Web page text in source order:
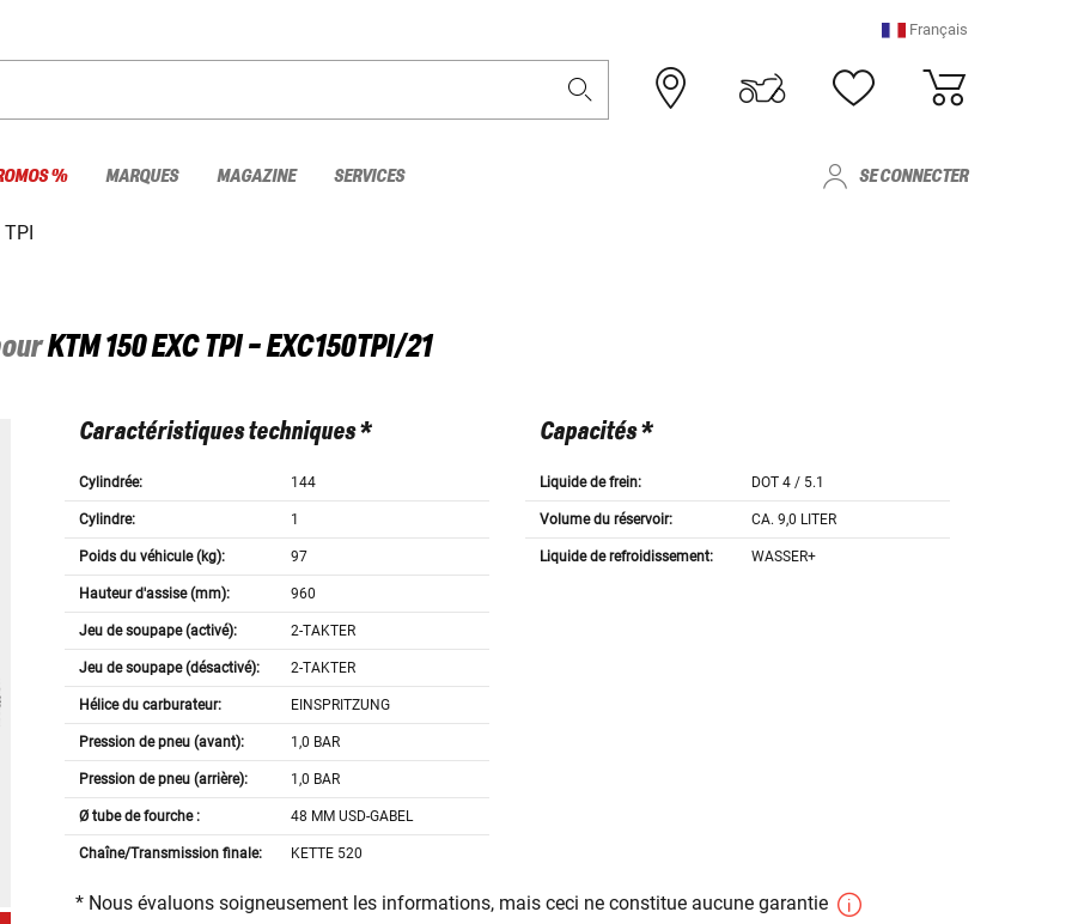
Français
% MARQUES MAGAZINE SERVICES SE CONNECTER
TPI
KTM 150 EXC TPI - EXC150TPI/21
Caractéristiques techniques *
Cylindrée: 144
Cylindre: 1
Poids du véhicule (kg): 97
Hauteur d'assise (mm): 960
Jeu de soupape (activé): 2-TAKTER
Jeu de soupape (désactivé): 2-TAKTER
Hélice du carburateur: EINSPRITZUNG
Pression de pneu (avant): 1,0 BAR
Pression de pneu (arrière): 1,0 BAR
Ø tube de fourche : 48 MM USD-GABEL
Chaîne/Transmission finale: KETTE 520
Capacités *
Liquide de frein: DOT 4 / 5.1
Volume du réservoir: CA. 9,0 LITER
Liquide de refroidissement: WASSER+
* Nous évaluons soigneusement les informations, mais ceci ne constitue aucune garantie